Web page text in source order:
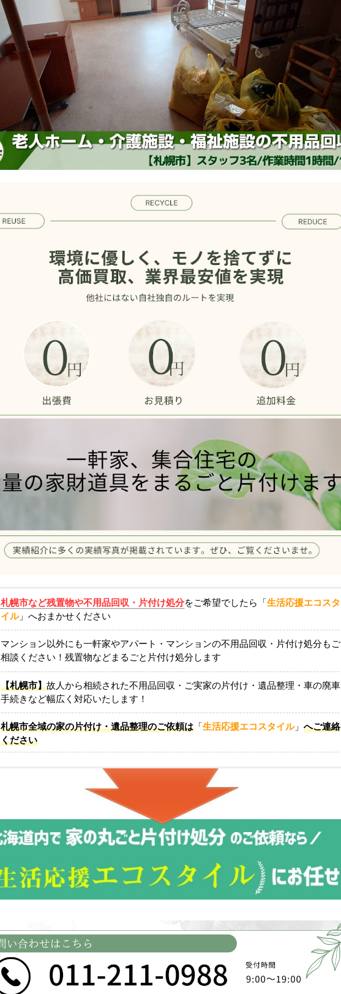
札幌市など残置物や不用品回収・片付け処分をご希望でしたら「生活応援エコスタ
イル」へおまかせください
マンション以外にも一軒家やアパート・マンションの不用品回収・片付け処分もご
相談ください！残置物などまるごと片付け処分します
【札幌市】故人から相続された不用品回収・ご実家の片付け・遺品整理・車の廃車
手続きなど幅広く対応いたします！
札幌市全域の家の片付け・遺品整理のご依頼は「生活応援エコスタイル」 へご連絡
ください